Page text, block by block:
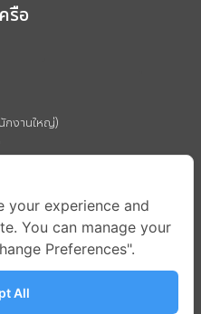
รือ
กงานใหญ่)
น กรุงเทพมหานคร 10330
your experience and
You can manage your
Preferences".
All